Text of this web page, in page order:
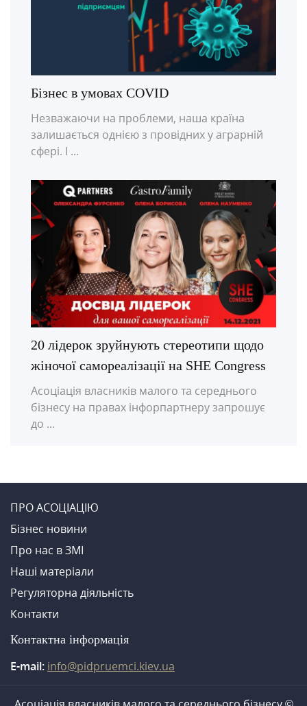
Бізнес в умовах COVID
Незважаючи на проблеми, наша країна
залишається однією з провідних у аграрній
сфері. І ...
20 лідерок зруйнують стереотипи щодо
жіночої самореалізації на SHE Congress
Асоціація власників малого та середнього
бізнесу на правах інфорпартнеру запрошує
до ...
ПРО АСОЦІАЦІЮ
Бiзнес новини
Про нас в ЗМI
Нашi матерiали
Регуляторна діяльність
Контакти
Контактна iнформацiя
E-mail: info@pidpruemci.kiev.ua